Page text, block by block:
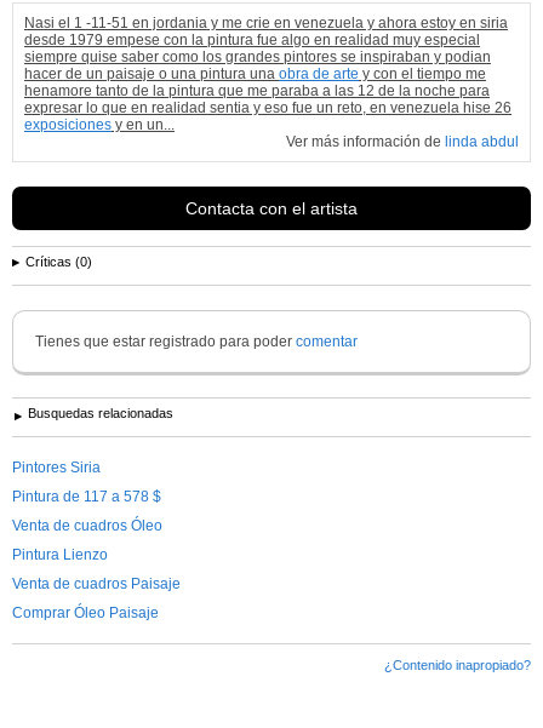
Nasi el 1 -11-51 en jordania y me crie en venezuela y ahora estoy en siria
desde 1979 empese con la pintura fue algo en realidad muy especial
siempre quise saber como los grandes pintores se inspiraban y podian
hacer de un paisaje o una pintura una obra de arte y con el tiempo me
henamore tanto de la pintura que me paraba a las 12 de la noche para
expresar lo que en realidad sentia y eso fue un reto, en venezuela hise 26
exposiciones y en un...
Ver más información de linda abdul
Contacta con el artista
Críticas (0)
Tienes que estar registrado para poder comentar
Busquedas relacionadas
Pintores Siria
Pintura de 117 a 578 $
Venta de cuadros Óleo
Pintura Lienzo
Venta de cuadros Paisaje
Comprar Óleo Paisaje
¿Contenido inapropiado?